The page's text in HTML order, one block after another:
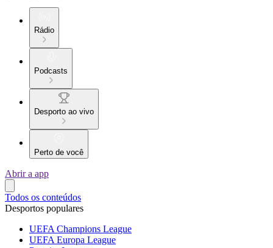
Rádio
Podcasts
Desporto ao vivo
Perto de você
Abrir a app
Todos os conteúdos
Desportos populares
UEFA Champions League
UEFA Europa League